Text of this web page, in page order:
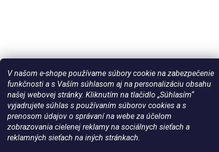
V našom e-shope používame súbory cookie na zabezpečenie
funkčnosti a s Vaším súhlasom aj na personalizáciu obsahu
našej webovej stránky. Kliknutím na tlačidlo „Súhlasím“
vyjadrujete súhlas s používaním súborov cookies a s
prenosom údajov o správaní na webe za účelom
zobrazovania cielenej reklamy na sociálnych sieťach a
reklamných sieťach na iných stránkach.
Vytvoril Shoptet
Copyright 2026Všetko pre vaše kone - WateHorse.sk. Všetky
práva vyhradené.